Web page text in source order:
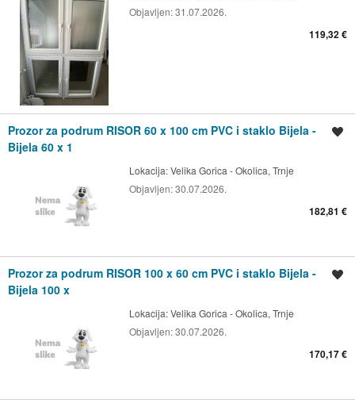
Objavljen:31.07.2026.
119,32 €
Prozor za podrum RISOR 60 x 100 cm PVC i staklo Bijela -
Bijela 60 x 1
Lokacija:Velika Gorica - Okolica, Trnje
Objavljen:30.07.2026.
182,81 €
Prozor za podrum RISOR 100 x 60 cm PVC i staklo Bijela -
Bijela 100 x
Lokacija:Velika Gorica - Okolica, Trnje
Objavljen:30.07.2026.
170,17 €